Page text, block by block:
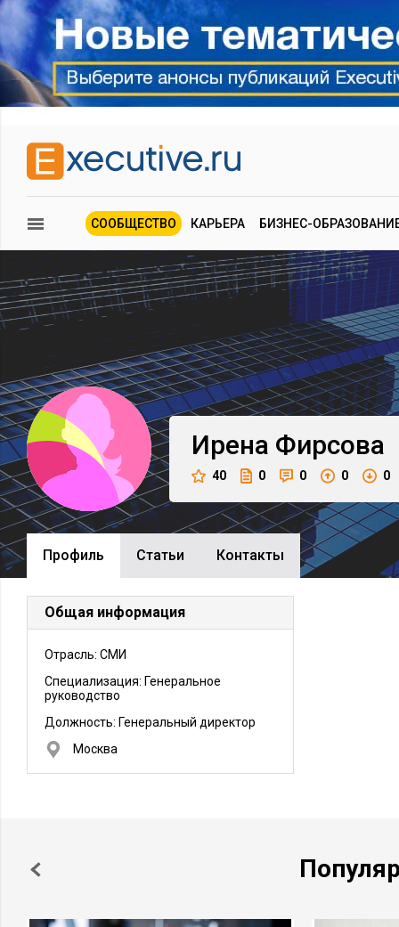
СООБЩЕСТВО КАРЬЕРА БИЗНЕС-
Ирена Фирсова
40 0 0 0 0
Профиль Cтатьи Контакты
Общая информация
Отрасль: СМИ
Специализация: Генеральное
руководство
Должность: Генеральный директор
Москва